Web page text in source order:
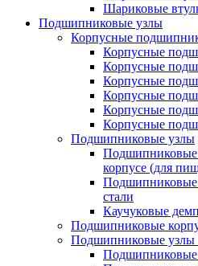
Шариковые
Подшипниковые узлы
Корпусные
Корпусные
Корпусные
Корпусные
Корпусные
Корпусные
Корпусные
Подшипниковые узлы
Подшипниковые
корпусе (для
Подшипниковые
стали
Каучуковые
Подшипниковые
Подшипниковые узлы